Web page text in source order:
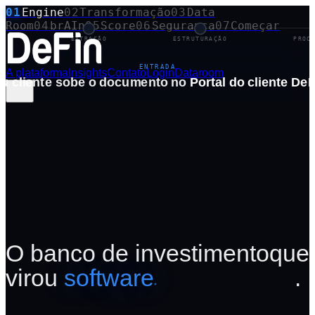
01 Engine02Transformação03 Data
Room04 brAIn05 Score06 Segurança07Começar
A plataforma InsightsContatoLoginDataroom
O banco de investimentoque
virou software .
EXTRAÇÃO ESTRUTURAÇÃO
ENTRADA
cliente sobe o documento noPortal do cliente